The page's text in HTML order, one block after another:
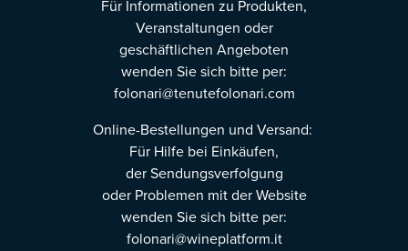
Für Informationen zu Produkten,
Veranstaltungen oder
geschäftlichen Angeboten
wenden Sie sich bitte per:
folonari@tenutefolonari.com
Online-Bestellungen und Versand:
Für Hilfe bei Einkäufen,
der Sendungsverfolgung
oder Problemen mit der Website
wenden Sie sich bitte per:
folonari@wineplatform.it